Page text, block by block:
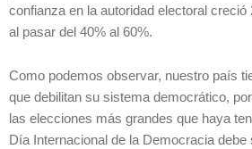
confianza en la autoridad electoral creció
al pasar del 40% al 60%.
Como podemos observar, nuestro país
que debilitan su sistema democrático,
las elecciones más grandes que haya
Día Internacional de la Democracia